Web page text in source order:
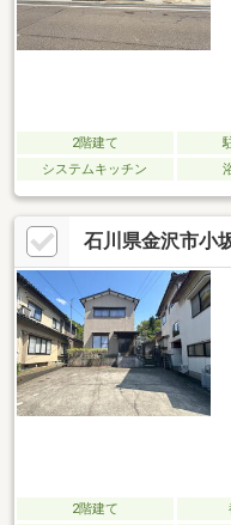
2階建て
システムキッチン
石川県金沢市小
2階建て